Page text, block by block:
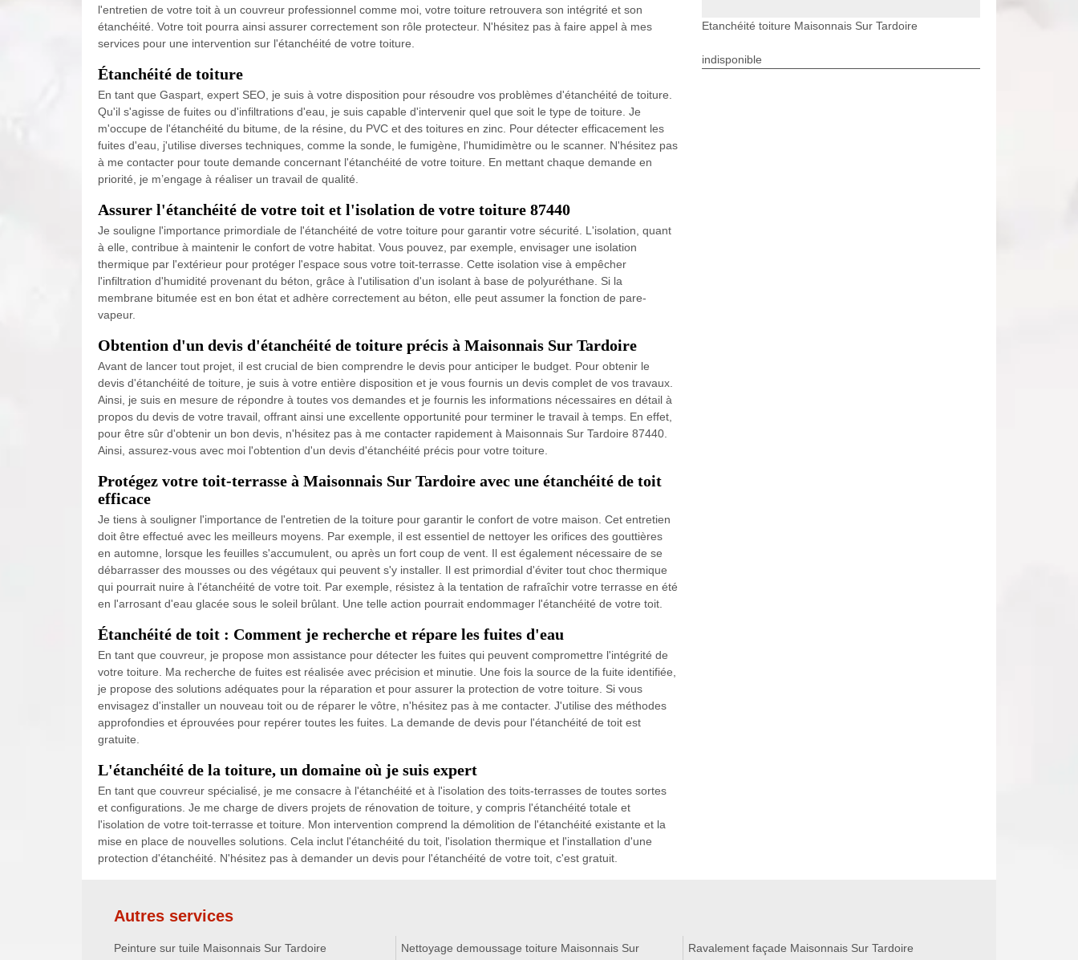
l'entretien de votre toit à un couvreur professionnel comme moi, votre toiture retrouvera son intégrité et son
étanchéité. Votre toit pourra ainsi assurer correctement son rôle protecteur. N'hésitez pas à faire appel à mes
services pour une intervention sur l'étanchéité de votre toiture.
Étanchéité de toiture
En tant que Gaspart, expert SEO, je suis à votre disposition pour résoudre vos problèmes d'étanchéité de toiture.
Qu'il s'agisse de fuites ou d'infiltrations d'eau, je suis capable d'intervenir quel que soit le type de toiture. Je
m'occupe de l'étanchéité du bitume, de la résine, du PVC et des toitures en zinc. Pour détecter efficacement les
fuites d'eau, j'utilise diverses techniques, comme la sonde, le fumigène, l'humidimètre ou le scanner. N'hésitez pas
à me contacter pour toute demande concernant l'étanchéité de votre toiture. En mettant chaque demande en
priorité, je m’engage à réaliser un travail de qualité.
Assurer l'étanchéité de votre toit et l'isolation de votre toiture 87440
Je souligne l'importance primordiale de l'étanchéité de votre toiture pour garantir votre sécurité. L'isolation, quant
à elle, contribue à maintenir le confort de votre habitat. Vous pouvez, par exemple, envisager une isolation
thermique par l'extérieur pour protéger l'espace sous votre toit-terrasse. Cette isolation vise à empêcher
l'infiltration d'humidité provenant du béton, grâce à l'utilisation d'un isolant à base de polyuréthane. Si la
membrane bitumée est en bon état et adhère correctement au béton, elle peut assumer la fonction de pare-
vapeur.
Obtention d'un devis d'étanchéité de toiture précis à Maisonnais Sur Tardoire
Avant de lancer tout projet, il est crucial de bien comprendre le devis pour anticiper le budget. Pour obtenir le
devis d'étanchéité de toiture, je suis à votre entière disposition et je vous fournis un devis complet de vos travaux.
Ainsi, je suis en mesure de répondre à toutes vos demandes et je fournis les informations nécessaires en détail à
propos du devis de votre travail, offrant ainsi une excellente opportunité pour terminer le travail à temps. En effet,
pour être sûr d'obtenir un bon devis, n'hésitez pas à me contacter rapidement à Maisonnais Sur Tardoire 87440.
Ainsi, assurez-vous avec moi l'obtention d'un devis d'étanchéité précis pour votre toiture.
Protégez votre toit-terrasse à Maisonnais Sur Tardoire avec une étanchéité de toit
efficace
Je tiens à souligner l'importance de l'entretien de la toiture pour garantir le confort de votre maison. Cet entretien
doit être effectué avec les meilleurs moyens. Par exemple, il est essentiel de nettoyer les orifices des gouttières
en automne, lorsque les feuilles s'accumulent, ou après un fort coup de vent. Il est également nécessaire de se
débarrasser des mousses ou des végétaux qui peuvent s'y installer. Il est primordial d'éviter tout choc thermique
qui pourrait nuire à l'étanchéité de votre toit. Par exemple, résistez à la tentation de rafraîchir votre terrasse en été
en l'arrosant d'eau glacée sous le soleil brûlant. Une telle action pourrait endommager l'étanchéité de votre toit.
Étanchéité de toit : Comment je recherche et répare les fuites d'eau
En tant que couvreur, je propose mon assistance pour détecter les fuites qui peuvent compromettre l'intégrité de
votre toiture. Ma recherche de fuites est réalisée avec précision et minutie. Une fois la source de la fuite identifiée,
je propose des solutions adéquates pour la réparation et pour assurer la protection de votre toiture. Si vous
envisagez d'installer un nouveau toit ou de réparer le vôtre, n'hésitez pas à me contacter. J'utilise des méthodes
approfondies et éprouvées pour repérer toutes les fuites. La demande de devis pour l'étanchéité de toit est
gratuite.
L'étanchéité de la toiture, un domaine où je suis expert
En tant que couvreur spécialisé, je me consacre à l'étanchéité et à l'isolation des toits-terrasses de toutes sortes
et configurations. Je me charge de divers projets de rénovation de toiture, y compris l'étanchéité totale et
l'isolation de votre toit-terrasse et toiture. Mon intervention comprend la démolition de l'étanchéité existante et la
mise en place de nouvelles solutions. Cela inclut l'étanchéité du toit, l'isolation thermique et l'installation d'une
protection d'étanchéité. N'hésitez pas à demander un devis pour l'étanchéité de votre toit, c'est gratuit.
Etanchéité toiture Maisonnais Sur Tardoire
indisponible
Autres services
Peinture sur tuile Maisonnais Sur Tardoire
Nettoyage demoussage toiture Maisonnais Sur
Ravalement façade Maisonnais Sur Tardoire